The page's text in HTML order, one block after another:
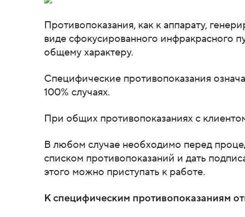
Противопоказания, как к аппарату,
виде сфокусированного инфракрасного
общему характеру.
Специфические противопоказания
100% случаях.
При общих противопоказаниях с
В любом случае необходимо перед
списком противопоказаний и дать
этого можно приступать к работе.
К специфическим противопоказаниям